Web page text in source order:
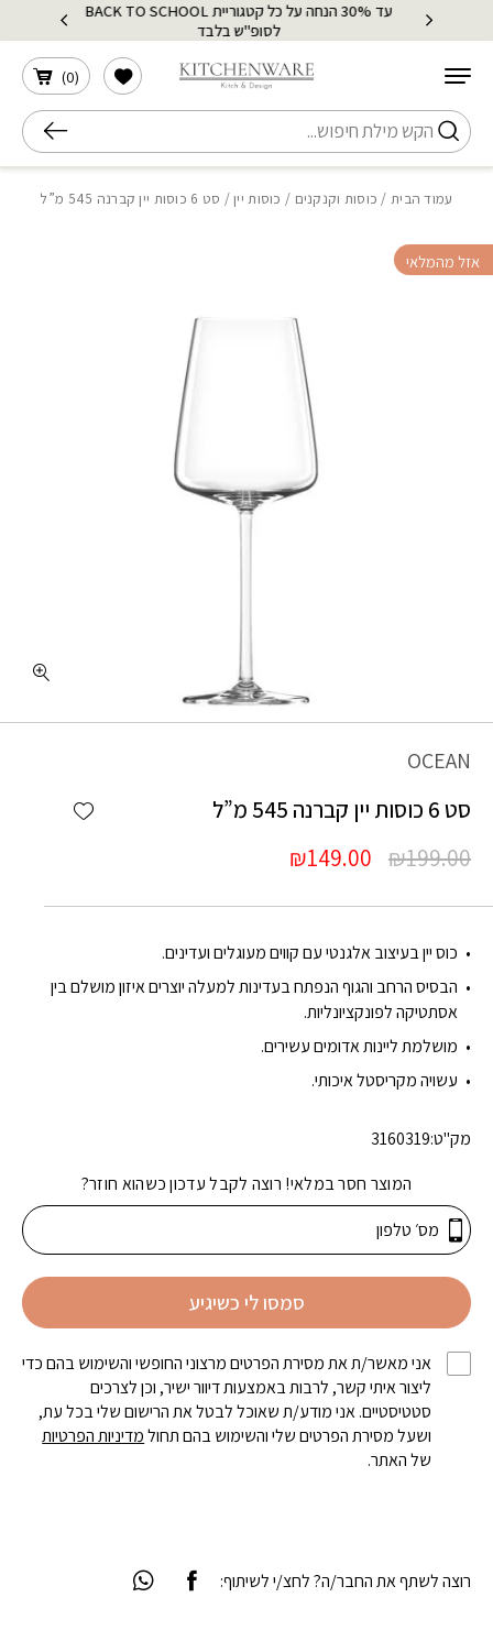
Skip to Content
עד 30% הנחה על כל קטגוריית BACK TO SCHOOL
לסופ"ש בלבד
חיפוש
(
0
)
הרשימה שלי
עמוד הבית / כוסות וקנקנים / כוסות יין/ סט 6 כוסות יין קברנה 545 מ”ל
OCEAN
wishlist
סט 6 כוסות יין קברנה 545 מ”ל
₪199.00
המחיר
היה:
₪199.00.
₪149.00 המחיר
הוא:
₪149.00.
כוס יין בעיצוב אלגנטי עם קווים מעוגלים ועדינים.
הבסיס הרחב והגוף הנפתח בעדינות למעלה יוצרים איזון מושלם בין
אסתטיקה לפונקציונליות.
מושלמת ליינות אדומים עשירים.
עשויה מקריסטל איכותי.
מק"ט:3160319
המוצר חסר במלאי! רוצה לקבל עדכון כשהוא חוזר?
סמסו לי כשיגיע
אני מאשר/ת את מסירת הפרטים מרצוני החופשי והשימוש בהם כדי
ליצור איתי קשר, לרבות באמצעות דיוור ישיר, וכן לצרכים
סטטיסטיים. אני מודע/ת שאוכל לבטל את הרישום שלי בכל עת,
ושעל מסירת הפרטים שלי והשימוש בהם תחולמדיניות הפרטיות
של האתר.
רוצה לשתף את החבר/ה? לחצ/י לשיתוף:
אזל מהמלאי
בחזרה למעלה